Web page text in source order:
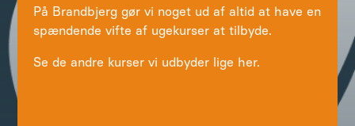
På Brandbjerg gør vi noget ud af altid at have en
spændende vifte af ugekurser at tilbyde.
Se de andre kurser vi udbyder lige her.